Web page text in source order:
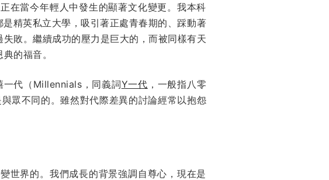
在當今年輕人中發生的顯著文化變更。我本科
精英私立大學，吸引著正處青春期的、踩動著
敗。繼續成功的壓力是巨大的，而被同樣有天
的福音。
一代（Millennials，同義詞Y一代 ，一般指八零
眾不同的。雖然對代際差異的討論經常以抱怨
世界的。我們成長的背景強調自尊心，現在是